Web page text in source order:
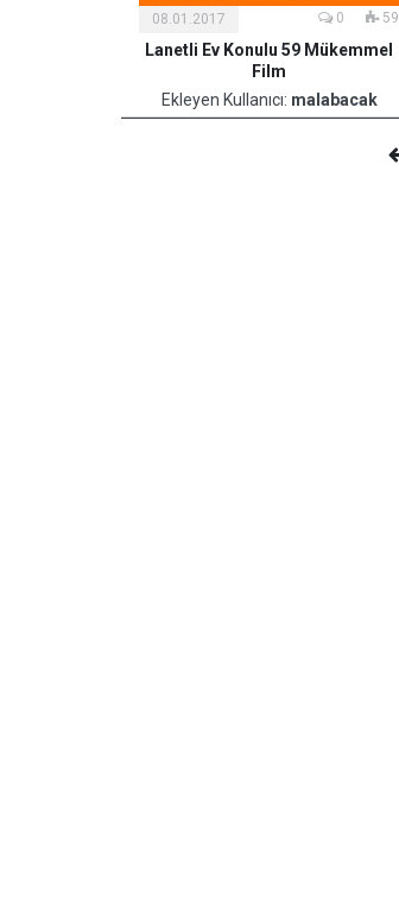
08.01.2017
0 59
Lanetli Ev Konulu 59 Mükemmel
Film
Ekleyen Kullanıcı: malabacak